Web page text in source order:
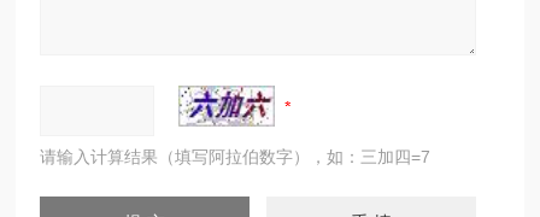
请输入计算结果（填写阿拉伯数字），如：三加四=7